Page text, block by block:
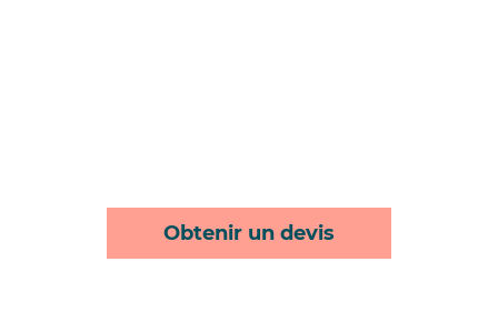
Obtenir un devis